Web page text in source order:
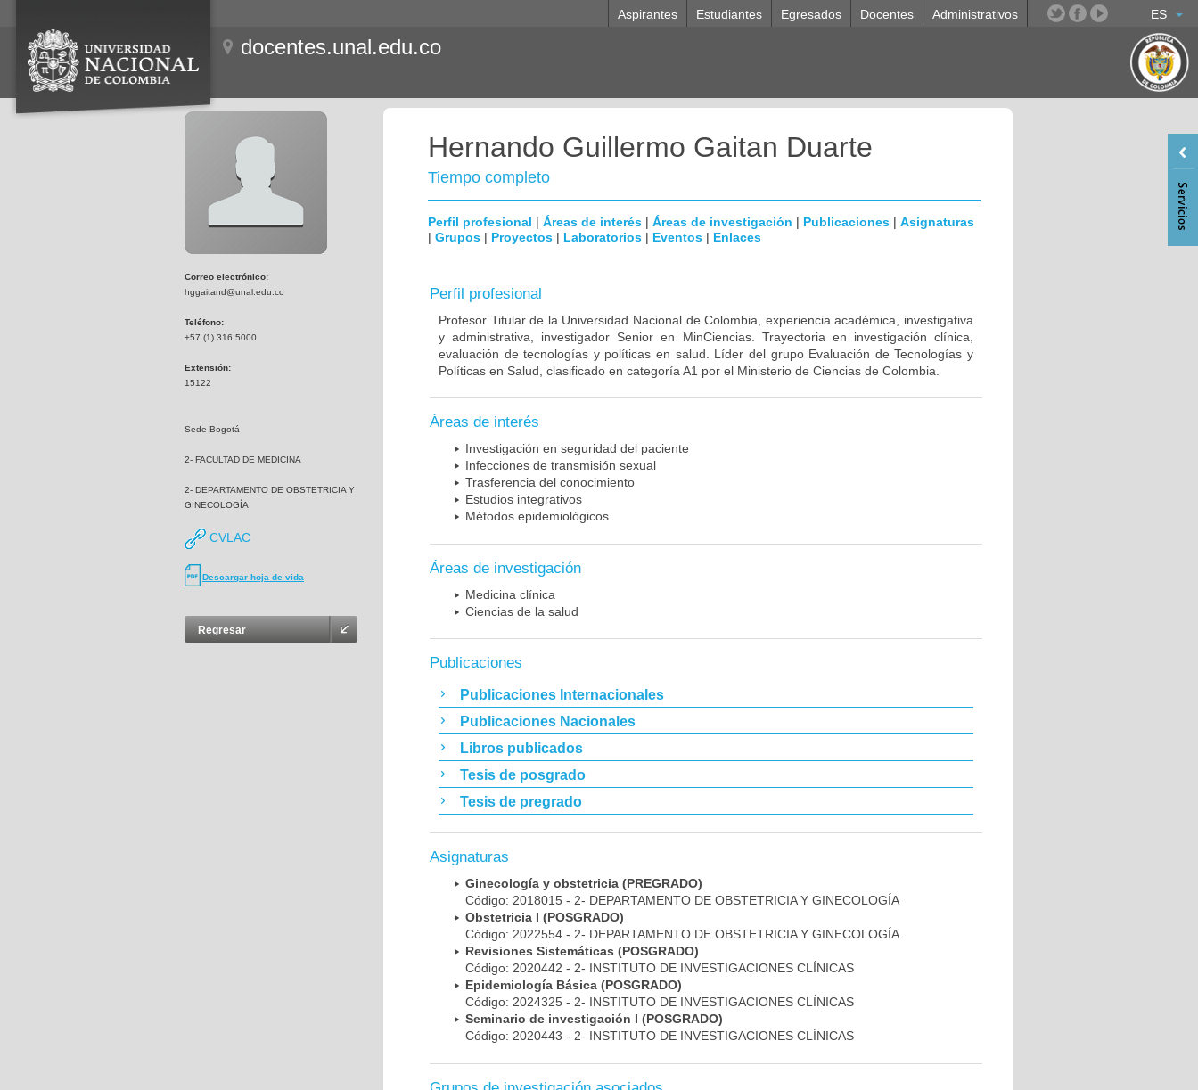
ES
Aspirantes Estudiantes Egresados Docentes Administrativos
docentes.unal.edu.co
Correo electrónico:
hggaitand@unal.edu.co
Teléfono:
+57 (1) 316 5000
Extensión:
15122
Sede Bogotá
2- FACULTAD DE MEDICINA
2- DEPARTAMENTO DE OBSTETRICIA Y
GINECOLOGÍA
CVLAC
Descargar hoja de vida
Regresar
Hernando Guillermo Gaitan Duarte
Tiempo completo
Perfil profesional | Áreas de interés | Áreas de investigación | Publicaciones | Asignaturas
| Grupos | Proyectos | Laboratorios | Eventos | Enlaces
Perfil profesional
Profesor Titular de la Universidad Nacional de Colombia, experiencia académica, investigativa
y administrativa, investigador Senior en MinCiencias. Trayectoria en investigación clínica,
evaluación de tecnologías y políticas en salud. Líder del grupo Evaluación de Tecnologías y
Políticas en Salud, clasificado en categoría A1 por el Ministerio de Ciencias de Colombia.
Áreas de interés
Investigación en seguridad del paciente
Infecciones de transmisión sexual
Trasferencia del conocimiento
Estudios integrativos
Métodos epidemiológicos
Áreas de investigación
Medicina clínica
Ciencias de la salud
Publicaciones
Publicaciones Internacionales
Publicaciones Nacionales
Libros publicados
Tesis de posgrado
Tesis de pregrado
Asignaturas
Ginecología y obstetricia (PREGRADO)
Código: 2018015 - 2- DEPARTAMENTO DE OBSTETRICIA Y GINECOLOGÍA
Obstetricia I (POSGRADO)
Código: 2022554 - 2- DEPARTAMENTO DE OBSTETRICIA Y GINECOLOGÍA
Revisiones Sistemáticas (POSGRADO)
Código: 2020442 - 2- INSTITUTO DE INVESTIGACIONES CLÍNICAS
Epidemiología Básica (POSGRADO)
Código: 2024325 - 2- INSTITUTO DE INVESTIGACIONES CLÍNICAS
Seminario de investigación I (POSGRADO)
Código: 2020443 - 2- INSTITUTO DE INVESTIGACIONES CLÍNICAS